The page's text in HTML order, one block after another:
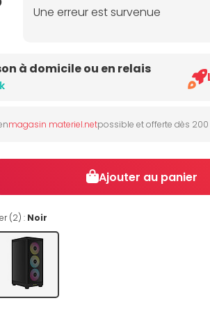
Une erreur est survenue
à domicile ou en relais
magasin materiel.netpossible et offerte dès
Ajouter au panier
(2) : Noir